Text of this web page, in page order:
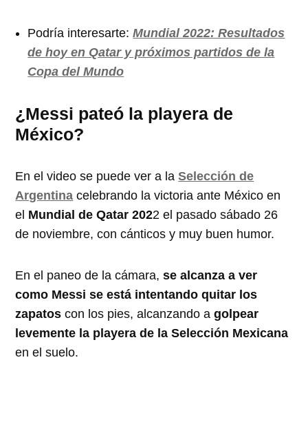
Podría interesarte:Mundial 2022: Resultados
de hoy en Qatar y próximos partidos de la
Copa del Mundo
¿Messi pateó la playera de
México?
En el video se puede ver a laSelección de
Argentina celebrando la victoria ante México en
el Mundial de Qatar 2022 el pasado sábado 26
de noviembre, con cánticos y muy buen humor.
En el paneo de la cámara,se alcanza a ver
como Messi se está intentando quitar los
zapatoscon los pies, alcanzando agolpear
levemente la playera de la Selección Mexicana
en el suelo.